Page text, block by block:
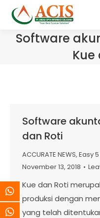
Software
Kue
Software
dan Roti
ACCURATE NEWS, Easy 5
November 13, 2018
Kue dan Roti
produksi dengan
yang telah